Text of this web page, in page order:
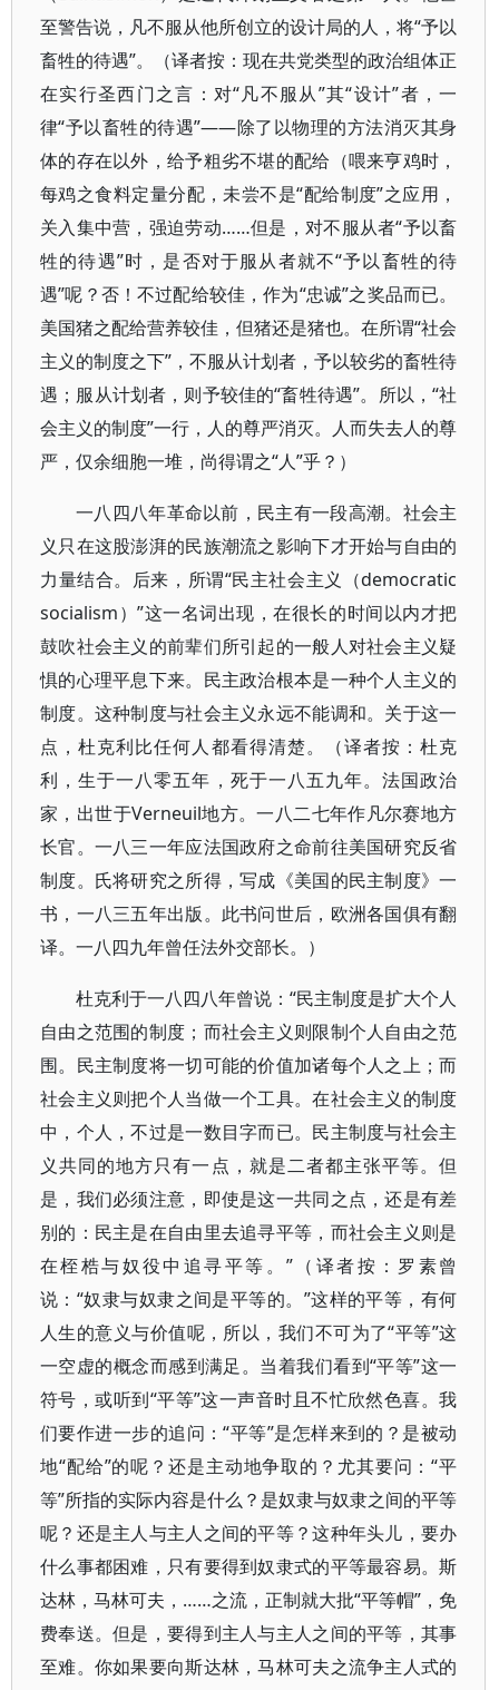
至警告说，凡不服从他所创立的设计局的人，将“予以
畜牲的待遇”。（译者按：现在共党类型的政治组体正
在实行圣西门之言：对“凡不服从”其“设计”者，一
律“予以畜牲的待遇”——除了以物理的方法消灭其身
体的存在以外，给予粗劣不堪的配给（喂来亨鸡时，
每鸡之食料定量分配，未尝不是“配给制度”之应用，
关入集中营，强迫劳动……但是，对不服从者“予以畜
牲的待遇”时，是否对于服从者就不“予以畜牲的待
遇”呢？否！不过配给较佳，作为“忠诚”之奖品而已。
美国猪之配给营养较佳，但猪还是猪也。在所谓“社会
主义的制度之下”，不服从计划者，予以较劣的畜牲待
遇；服从计划者，则予较佳的“畜牲待遇”。所以，“社
会主义的制度”一行，人的尊严消灭。人而失去人的尊
严，仅余细胞一堆，尚得谓之“人”乎？）
一八四八年革命以前，民主有一段高潮。社会主
义只在这股澎湃的民族潮流之影响下才开始与自由的
力量结合。后来，所谓“民主社会主义（democratic
socialism）”这一名词出现，在很长的时间以内才把
鼓吹社会主义的前辈们所引起的一般人对社会主义疑
惧的心理平息下来。民主政治根本是一种个人主义的
制度。这种制度与社会主义永远不能调和。关于这一
点，杜克利比任何人都看得清楚。（译者按：杜克
利，生于一八零五年，死于一八五九年。法国政治
家，出世于Verneuil地方。一八二七年作凡尔赛地方
长官。一八三一年应法国政府之命前往美国研究反省
制度。氏将研究之所得，写成《美国的民主制度》一
书，一八三五年出版。此书问世后，欧洲各国俱有翻
译。一八四九年曾任法外交部长。）
杜克利于一八四八年曾说：“民主制度是扩大个人
自由之范围的制度；而社会主义则限制个人自由之范
围。民主制度将一切可能的价值加诸每个人之上；而
社会主义则把个人当做一个工具。在社会主义的制度
中，个人，不过是一数目字而已。民主制度与社会主
义共同的地方只有一点，就是二者都主张平等。但
是，我们必须注意，即使是这一共同之点，还是有差
别的：民主是在自由里去追寻平等，而社会主义则是
在桎梏与奴役中追寻平等。”（译者按：罗素曾
说：“奴隶与奴隶之间是平等的。”这样的平等，有何
人生的意义与价值呢，所以，我们不可为了“平等”这
一空虚的概念而感到满足。当着我们看到“平等”这一
符号，或听到“平等”这一声音时且不忙欣然色喜。我
们要作进一步的追问：“平等”是怎样来到的？是被动
地“配给”的呢？还是主动地争取的？尤其要问：“平
等”所指的实际内容是什么？是奴隶与奴隶之间的平等
呢？还是主人与主人之间的平等？这种年头儿，要办
什么事都困难，只有要得到奴隶式的平等最容易。斯
达林，马林可夫，……之流，正制就大批“平等帽”，免
费奉送。但是，要得到主人与主人之间的平等，其事
至难。你如果要向斯达林，马林可夫之流争主人式的